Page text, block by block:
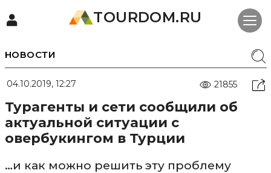
TOURDOM.RU
НОВОСТИ
04.10.2019, 12:27 21855
Турагенты и сети сообщили об
актуальной ситуации с
овербукингом в Турции
…и как можно решить эту проблему